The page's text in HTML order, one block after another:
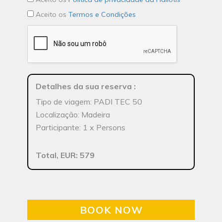
Aceito os Termos e Condições
Detalhes da sua reserva :
Tipo de viagem: PADI TEC 50
Localização: Madeira
Participante: 1 x Persons
Total, EUR: 579
BOOK NOW